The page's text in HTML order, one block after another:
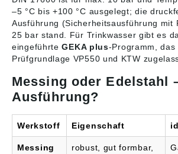
–5 °C bis +100 °C ausgelegt; die
Ausführung (Sicherheitsausführung mit
25 bar stand. Für Trinkwasser gibt es
eingeführteGEKA plus-Programm, das
Prüfgrundlage VP550 und KTW
Messing oder Edelstahl
Ausführung?
Werkstoff Eigenschaft
Messing
robust, gut formbar,